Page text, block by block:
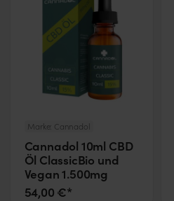
Marke: Cannadol
Cannadol 10ml CBD
Öl ClassicBio und
Vegan 1.500mg
54,00 €*